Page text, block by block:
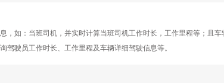
，如：当班司机，并实时计算当班司机工作时长，工作里程等；且车
驾驶员工作时长、工作里程及车辆详细驾驶信息等。